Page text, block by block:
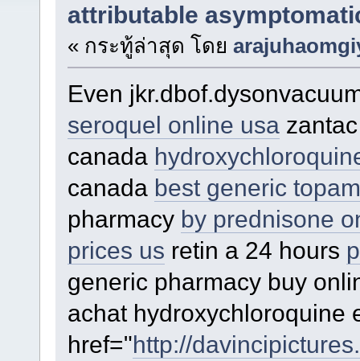
attributable
« กระทู้ล่าสุด โดย
Even
seroquel online usazantac
canada
canada best generic
pharmacy by prednisone
prices us retin a 24 hours
generic pharmacy buy
achat hydroxychloroquine
href="http://